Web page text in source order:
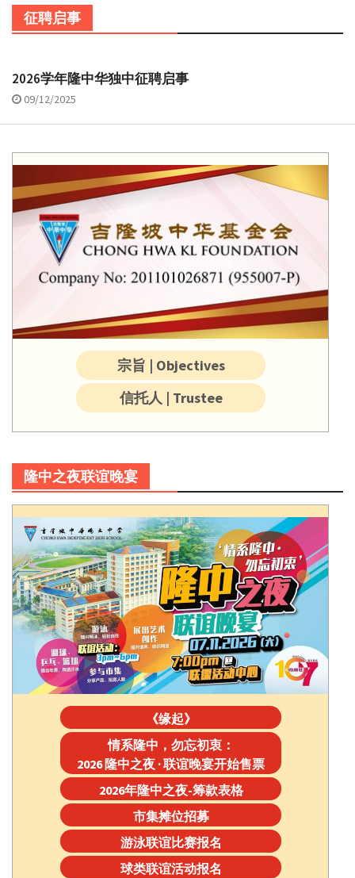
征聘启事
2026学年隆中华独中征聘启事
09/12/2025
宗旨 | Objectives
信托人 | Trustee
隆中之夜联谊晚宴
《缘起》
情系隆中，勿忘初衷：
2026 隆中之夜 · 联谊晚宴开始售票
2026年隆中之夜-筹款表格
市集摊位招募
游泳联谊比赛报名
球类联谊活动报名